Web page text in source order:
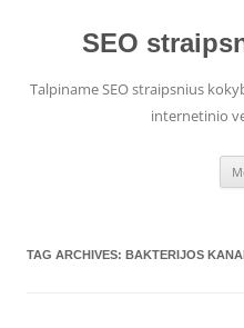
SEO
Talpiname SEO straipsnius
internetinio
TAG ARCHIVES: BAKTERIJOS